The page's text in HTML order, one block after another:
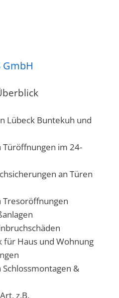
GmbH
Lübeck Buntekuh und
im 24-
an Türen
für Haus und Wohnung
&
z.B.